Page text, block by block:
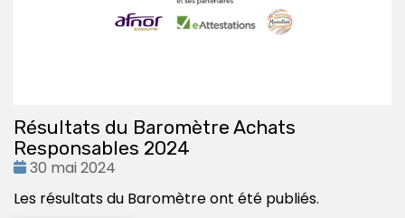
Résultats du Baromètre Achats
Responsables 2024
Date
30 mai 2024
Les résultats du Baromètre ont été publiés.